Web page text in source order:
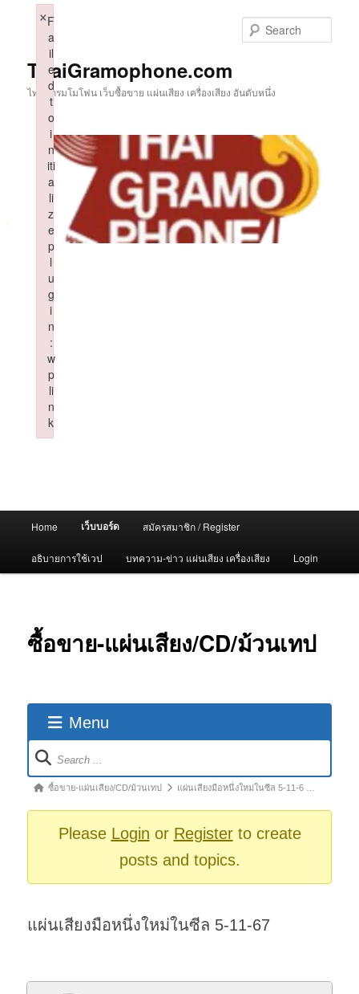
ThaiGramophone.com
ไทยแกรมโมโฟน เว็บซื้อขาย แผ่นเสียง เครื่องเสียง อันดับหนึ่ง
Home เว็บบอร์ด สมัครสมาชิก / Register
อธิบายการใช้เวป บทความ-ข่าว แผ่นเสียง เครื่องเสียง Login
ซื้อขาย-แผ่นเสียง/CD/ม้วนเทป
Menu
Forum
Navigation
Forumซื้อขาย-แผ่นเสียง/CD/ม้วนเทป แผ่นเสียงมือหนึ่งใหม่ในซีล 5-11-6 …
Please Login or Registerto create
posts and topics.
แผ่นเสียงมือหนึ่งใหม่ในซีล 5-11-67
F
a
il
e
d
t
o
i
n
iti
a
li
z
e
p
l
u
g
i
n
:
w
p
li
n
k
×
Failed to initialize plugin: wplink